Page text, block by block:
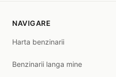
NAVIGARE
Harta benzinarii
Benzinarii langa mine